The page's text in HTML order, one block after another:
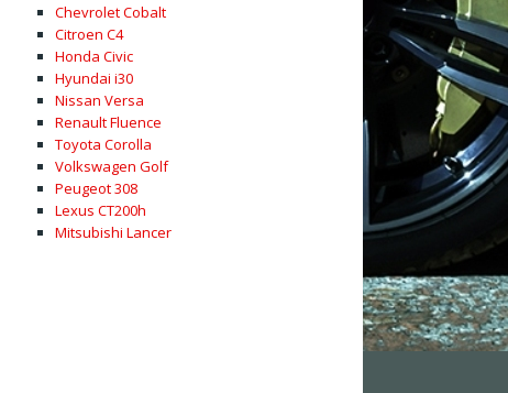
Chevrolet Cobalt
Citroen C4
Honda Civic
Hyundai i30
Nissan Versa
Renault Fluence
Toyota Corolla
Volkswagen Golf
Peugeot 308
Lexus CT200h
Mitsubishi Lancer